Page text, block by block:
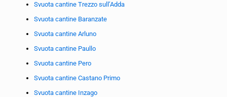
Svuota cantine Trezzo sull’Adda
Svuota cantine Baranzate
Svuota cantine Arluno
Svuota cantine Paullo
Svuota cantine Pero
Svuota cantine Castano Primo
Svuota cantine Inzago